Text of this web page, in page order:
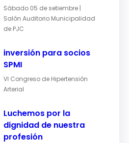
Sábado 05 de setiembre |
Salón Auditorio Municipalidad
de PJC
inversión para socios
SPMI
VI Congreso de Hipertensión
Arterial
Luchemos por la
dignidad de nuestra
profesión